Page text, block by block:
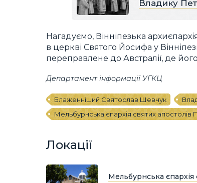
Владику
Нагадуємо, Вінніпезька
в церкві Святого Йосифа у
переправлене до Австралії, де
Департамент інформації УГКЦ
Блаженніший Святослав Шевчук
Мельбурнська єпархія святих апостолів
Локації
Мельбурнська єпархія